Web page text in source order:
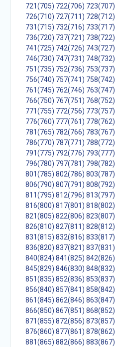
721(705) 722(706) 723(707)
726(710) 727(711) 728(712)
731(715) 732(716) 733(717)
736(720) 737(721) 738(722)
741(725) 742(726) 743(727)
746(730) 747(731) 748(732)
751(735) 752(736) 753(737)
756(740) 757(741) 758(742)
761(745) 762(746) 763(747)
766(750) 767(751) 768(752)
771(755) 772(756) 773(757)
776(760) 777(761) 778(762)
781(765) 782(766) 783(767)
786(770) 787(771) 788(772)
791(775) 792(776) 793(777)
796(780) 797(781) 798(782)
801(785) 802(786) 803(787)
806(790) 807(791) 808(792)
811(795) 812(796) 813(797)
816(800) 817(801) 818(802)
821(805) 822(806) 823(807)
826(810) 827(811) 828(812)
831(815) 832(816) 833(817)
836(820) 837(821) 837(831)
840(824) 841(825) 842(826)
845(829) 846(830) 848(832)
851(835) 852(836) 853(837)
856(840) 857(841) 858(842)
861(845) 862(846) 863(847)
866(850) 867(851) 868(852)
871(855) 872(856) 873(857)
876(860) 877(861) 878(862)
881(865) 882(866) 883(867)